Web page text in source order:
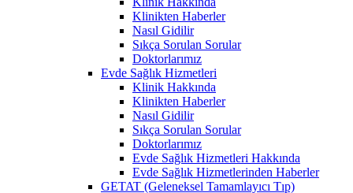
Klinikten Haberler
Nasıl Gidilir
Sıkça Sorulan Sorular
Doktorlarımız
Evde Sağlık Hizmetleri
Klinik Hakkında
Klinikten Haberler
Nasıl Gidilir
Sıkça Sorulan Sorular
Doktorlarımız
Evde Sağlık Hizmetleri Hakkında
Evde Sağlık Hizmetlerinden Haberler
GETAT (Geleneksel Tamamlayıcı Tıp)